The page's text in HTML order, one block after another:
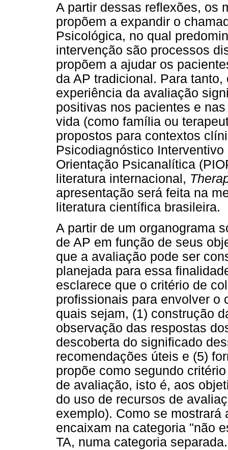
A partir dessas reflexões, os
propõem a expandir o
Psicológica, no qual
intervenção são processos
propõem a ajudar os
da AP tradicional. Para
experiência da avaliação
positivas nos pacientes e
vida (como família ou
propostos para contextos
Psicodiagnóstico
Orientação Psicanalítica
literatura internacional,
apresentação será feita na
literatura científica brasileira.
A partir de um organograma
de AP em função de seus
que a avaliação pode ser
planejada para essa
esclarece que o critério de
profissionais para envolver o
quais sejam, (1) construção
observação das respostas
descoberta do significado
recomendações úteis e (5)
propõe como segundo
de avaliação, isto é, aos
do uso de recursos de
exemplo). Como se
encaixam na categoria "não
TA, numa categoria separada.